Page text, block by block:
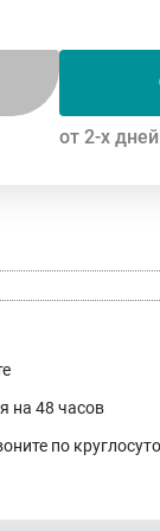
от 2-х дней
на 48 часов
по